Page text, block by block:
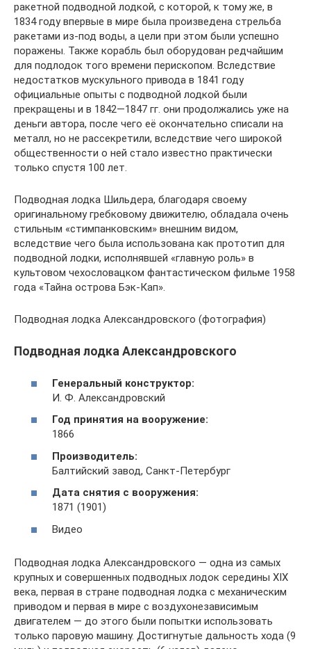
ракетной подводной лодкой, с которой, к тому же, в
1834 году впервые в мире была произведена стрельба
ракетами из-под воды, а цели при этом были успешно
поражены. Также корабль был оборудован редчайшим
для подлодок того времени перископом. Вследствие
недостатков мускульного привода в 1841 году
официальные опыты с подводной лодкой были
прекращены и в 1842—1847 гг. они продолжались уже на
деньги автора, после чего её окончательно списали на
металл, но не рассекретили, вследствие чего широкой
общественности о ней стало известно практически
только спустя 100 лет.
Подводная лодка Шильдера, благодаря своему
оригинальному гребковому движителю, обладала очень
стильным «стимпанковским» внешним видом,
вследствие чего была использована как прототип для
подводной лодки, исполнявшей «главную роль» в
культовом чехословацком фантастическом фильме 1958
года «Тайна острова Бэк-Кап».
Подводная лодка Александровского (фотография)
Подводная лодка Александровского
Генеральный конструктор:
И. Ф. Александровский
Год принятия на вооружение:
1866
Производитель:
Балтийский завод, Санкт-Петербург
Дата снятия с вооружения:
1871 (1901)
Видео
Подводная лодка Александровского — одна из самых
крупных и совершенных подводных лодок середины XIX
века, первая в стране подводная лодка с механическим
приводом и первая в мире с воздухонезависимым
двигателем — до этого были попытки использовать
только паровую машину. Достигнутые дальность хода (9